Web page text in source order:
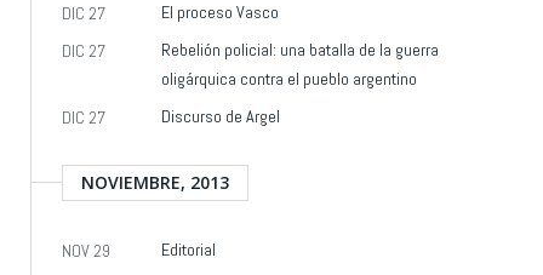
DIC 27
El proceso Vasco
DIC 27
Rebelión policial: una batalla de la guerra
oligárquica contra el pueblo argentino
DIC 27
Discurso de Argel
NOVIEMBRE, 2013
NOV 29
Editorial